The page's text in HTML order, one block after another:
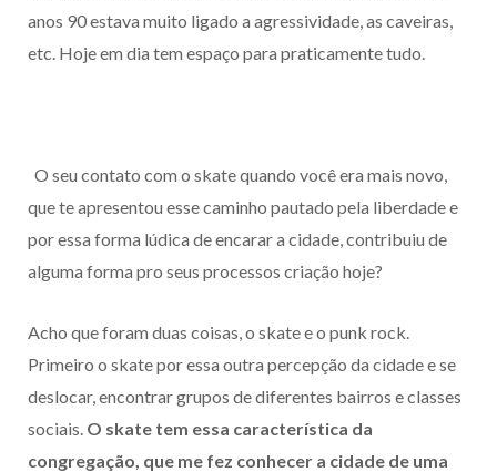
anos 90 estava muito ligado a agressividade, as caveiras,
etc. Hoje em dia tem espaço para praticamente tudo.
O seu contato com o skate quando você era mais novo,
que te apresentou esse caminho pautado pela liberdade e
por essa forma lúdica de encarar a cidade, contribuiu de
alguma forma pro seus processos criação hoje?
Acho que foram duas coisas, o skate e o punk rock.
Primeiro o skate por essa outra percepção da cidade e se
deslocar, encontrar grupos de diferentes bairros e classes
sociais. O skate tem essa característica da
congregação, que me fez conhecer a cidade de uma